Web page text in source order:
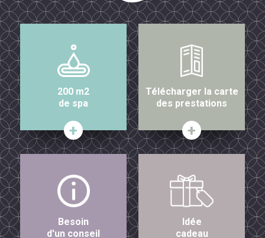
200 m2
de spa
Télécharger la carte
des prestations
Besoin
d'un conseil
Idée
cadeau